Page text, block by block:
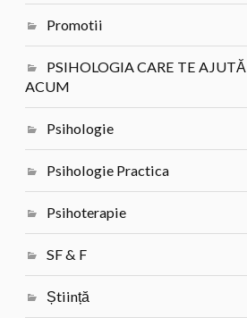
Promotii
PSIHOLOGIA CARE TE AJUTĂ
ACUM
Psihologie
Psihologie Practica
Psihoterapie
SF & F
Știință